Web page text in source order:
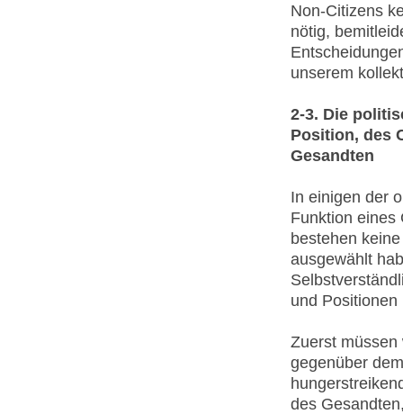
Non-Citizens
nötig,
unserem
2-3. Die
Position, des
Gesandten
In einigen der
Funktion eines
bestehen
ausgewählt
und
Zuerst müssen
gegenüber
des